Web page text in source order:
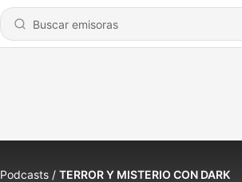
Podcasts TERROR Y MISTERIO CON DARK